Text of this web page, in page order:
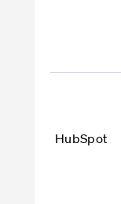
HubSpot